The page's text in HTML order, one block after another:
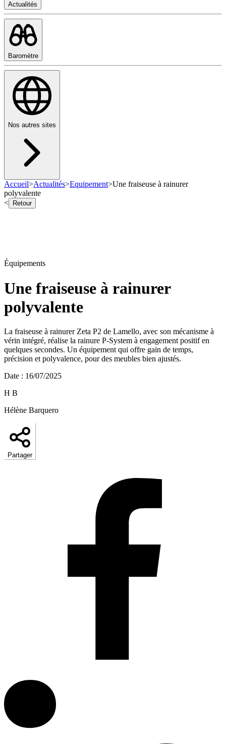
Actualités
Baromètre
Nos autres sites
Accueil>Actualités>Equipement>Une fraiseuse à rainurer
polyvalente
<
Retour
Équipements
Une fraiseuse à rainurer
polyvalente
La fraiseuse à rainurer Zeta P2 de Lamello, avec son mécanisme à
vérin intégré, réalise la rainure P-System à engagement positif en
quelques secondes. Un équipement qui offre gain de temps,
précision et polyvalence, pour des meubles bien ajustés.
Date : 16/07/2025
H B
Hélène Barquero
Partager